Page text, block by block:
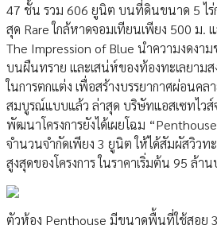
47 ชั้น รวม 606 ยูนิต บนที่ดินขนาด 5 ไร่
สุด Rare ใกล้หาดจอมเทียนเพียง 500 ม.
The Impression of Blue นำความงดง
บนผืนทราย และเสน่ห์ของท้องทะเลยาม
ในการตกแต่ง เพื่อสร้างบรรยากาศผ่อนคล
สมบูรณ์แบบแล้ว ล่าสุด บริษัทแอสเซทไว
พัฒนาโครงการยังได้เผยโฉม
จำนวนจำกัดเพียง 3 ยูนิต ให้ได้สัมผัสวิว
สูงสุดของโครงการ ในราคาเริ่มต้น 95 ล้า
ตัวห้อง Penthouse มีขนาดพื้นที่ใช้สอย